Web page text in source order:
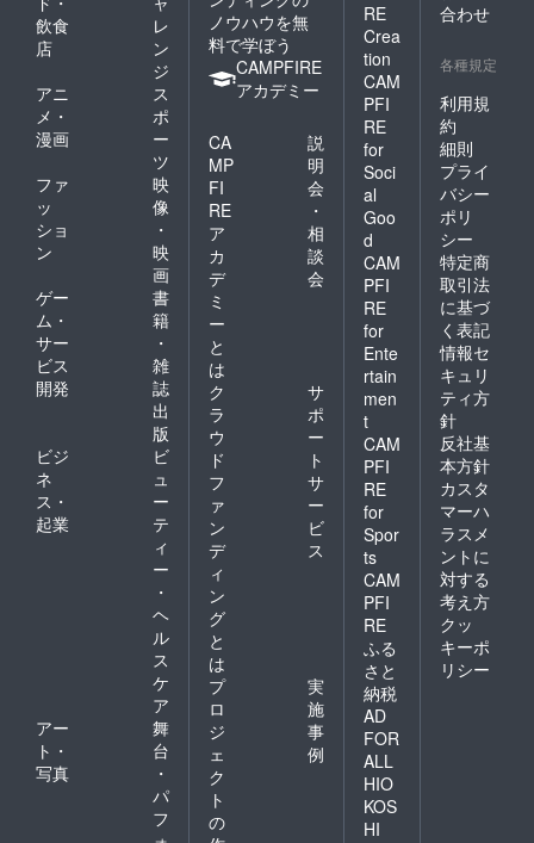
飲食
店
レ
ン
ジ
アニ
メ・
漫画
ス
ポ
ー
ツ
ファ
ッ
ショ
ン
映
像
・
映
画
ゲー
ム・
サー
ビス
開発
書
籍
・
雑
誌
出
版
ビジ
ネ
ス・
起業
ビ
ュ
ー
テ
ィ
ー
・
ヘ
ル
ス
ケ
ア
アー
ト・
写真
舞
台
・
パ
フ
ノウハウを無
料で学ぼう
CAMPFIRE
アカデミー
CA
MP
FI
RE
ア
カ
デ
ミ
ー
と
は
説
明
会
・
相
談
会
ク
ラ
ウ
ド
フ
ァ
ン
デ
ィ
ン
グ
と
は
サ
ポ
ー
ト
サ
ー
ビ
ス
プ
ロ
ジ
ェ
ク
ト
の
実
施
事
例
RE
Crea
tion
CAM
PFI
RE
for
Soci
al
Goo
d
CAM
PFI
RE
for
Ente
rtain
men
t
CAM
PFI
RE
for
Spor
ts
CAM
PFI
RE
ふる
さと
納税
AD
FOR
ALL
HIO
KOS
HI
合わせ
各種規定
利用規
約
細則
プライ
バシー
ポリ
シー
特定商
取引法
に基づ
く表記
情報セ
キュリ
ティ方
針
反社基
本方針
カスタ
マーハ
ラスメ
ントに
対する
考え方
クッ
キーポ
リシー